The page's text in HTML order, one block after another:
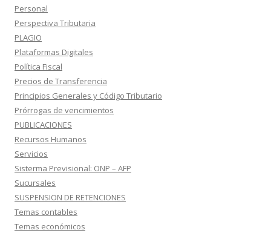
Personal
Perspectiva Tributaria
PLAGIO
Plataformas Digitales
Política Fiscal
Precios de Transferencia
Principios Generales y Código Tributario
Prórrogas de vencimientos
PUBLICACIONES
Recursos Humanos
Servicios
Sisterma Previsional: ONP – AFP
Sucursales
SUSPENSION DE RETENCIONES
Temas contables
Temas económicos